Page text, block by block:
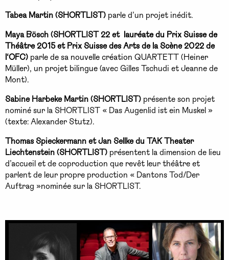
Tabea Martin (SHORTLIST) parle d’un projet inédit.
Maya Bösch (SHORTLIST 22 et lauréate du Prix Suisse de
Théâtre 2015 et Prix Suisse des Arts de la Scène 2022 de
l‘OFC) parle de sa nouvelle création QUARTETT (Heiner
Müller), un projet bilingue (avec Gilles Tschudi et Jeanne de
Mont).
Sabine Harbeke Martin (SHORTLIST) présente son projet
nominé sur la SHORTLIST « Das Augenlid ist ein Muskel »
(texte: Alexander Stutz).
Thomas Spieckermann et Jan Sellke du TAK Theater
Liechtenstein (SHORTLIST) présentent la dimension de lieu
d’accueil et de coproduction que revêt leur théâtre et
parlent de leur propre production « Dantons Tod/Der
Auftrag »nominée sur la SHORTLIST.